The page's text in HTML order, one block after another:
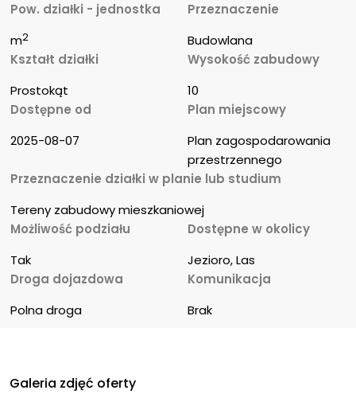
Pow. działki - jednostka
m2
Przeznaczenie
Budowlana
Kształt działki
Prostokąt
Wysokość zabudowy
10
Dostępne od
2025-08-07
Plan miejscowy
Plan zagospodarowania
przestrzennego
Przeznaczenie działki w planie lub studium
Tereny zabudowy mieszkaniowej
Możliwość podziału
Tak
Dostępne w okolicy
Jezioro, Las
Droga dojazdowa
Polna droga
Komunikacja
Brak
Galeria zdjęć oferty